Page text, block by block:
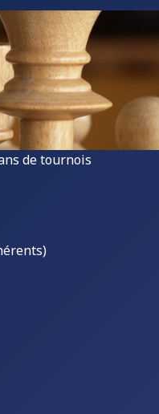
de tournois